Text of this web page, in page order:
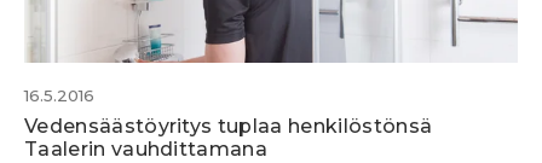
16.5.2016
Vedensäästöyritys tuplaa henkilöstönsä
Taalerin vauhdittamana